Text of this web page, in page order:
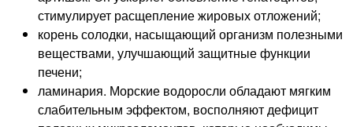
стимулирует расщепление жировых отложений;
корень солодки, насыщающий организм полезными
веществами, улучшающий защитные функции
печени;
ламинария. Морские водоросли обладают мягким
слабительным эффектом, восполняют дефицит